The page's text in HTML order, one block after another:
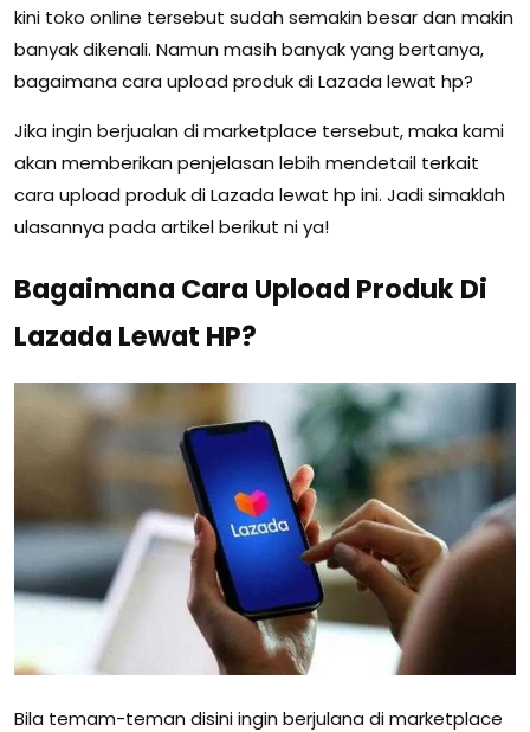
kini toko online tersebut sudah semakin besar dan makin
banyak dikenali. Namun masih banyak yang bertanya,
bagaimana cara upload produk di Lazada lewat hp?
Jika ingin berjualan di marketplace tersebut, maka kami
akan memberikan penjelasan lebih mendetail terkait
cara upload produk di Lazada lewat hp ini. Jadi simaklah
ulasannya pada artikel berikut ni ya!
Bagaimana Cara Upload Produk Di
Lazada Lewat HP?
Bila temam-teman disini ingin berjulana di marketplace